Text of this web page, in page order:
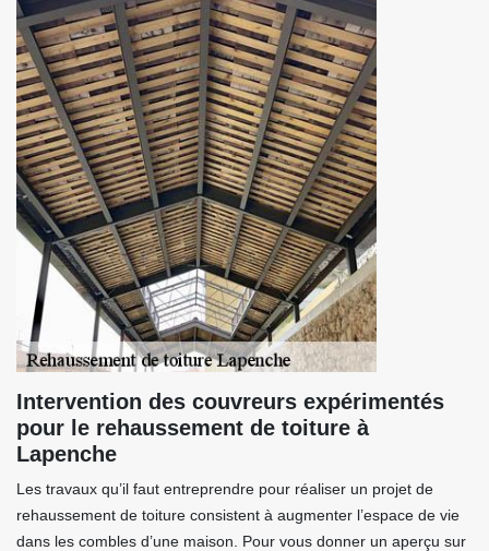
Intervention des couvreurs expérimentés
pour le rehaussement de toiture à
Lapenche
Les travaux qu’il faut entreprendre pour réaliser un projet de
rehaussement de toiture consistent à augmenter l’espace de vie
dans les combles d’une maison. Pour vous donner un aperçu sur